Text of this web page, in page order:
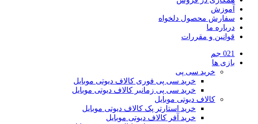
آموزش
سفارش محصول دلخواه
درباره ما
قوانین و مقررات
021 جم
بازی ها
خرید سی پی
خرید سی پی فوری کالاف دیوتی موبایل
خرید سی پی زمانبر کالاف دیوتی موبایل
کالاف دیوتی موبایل
خرید استارتر پک کالاف دیوتی موبایل
خرید آفر کالاف دیوتی موبایل